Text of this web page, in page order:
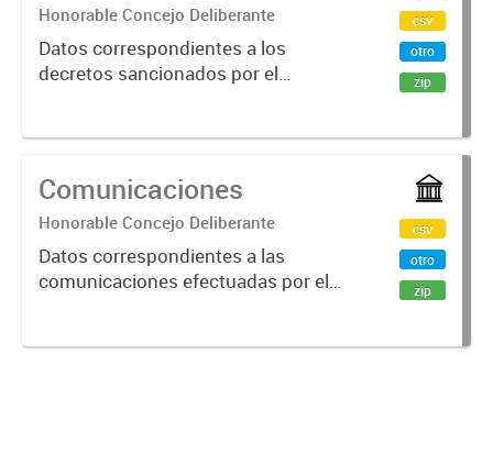
Honorable Concejo Deliberante
Datos correspondientes a los
decretos sancionados por el
csv
otro
zip
Comunicaciones
Honorable Concejo Deliberante
Datos correspondientes a las
comunicaciones efectuadas por el
csv
otro
zip